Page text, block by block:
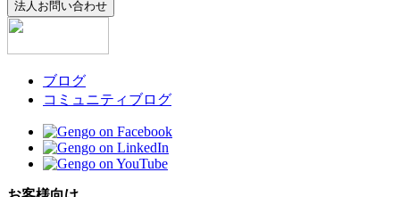
法人お問い合わせ
ブログ
コミュニティブログ